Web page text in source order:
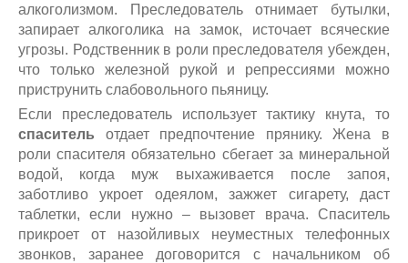
алкоголизмом. Преследователь отнимает бутылки,
запирает алкоголика на замок, источает всяческие
угрозы. Родственник в роли преследователя убежден,
что только железной рукой и репрессиями можно
приструнить слабовольного пьяницу.
Если преследователь использует тактику кнута, то
спаситель отдает предпочтение прянику. Жена в
роли спасителя обязательно сбегает за минеральной
водой, когда муж выхаживается после запоя,
заботливо укроет одеялом, зажжет сигарету, даст
таблетки, если нужно – вызовет врача. Спаситель
прикроет от назойливых неуместных телефонных
звонков, заранее договорится с начальником об